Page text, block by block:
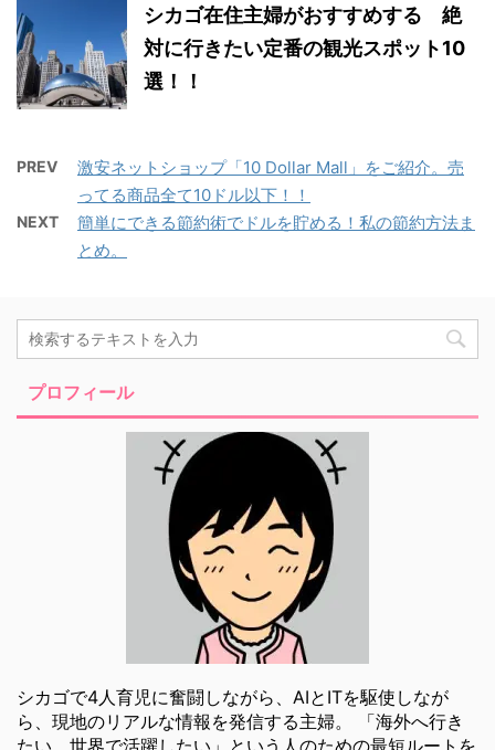
シカゴ在住主婦がおすすめする 絶
対に行きたい定番の観光スポット10
選！！
PREV
激安ネットショップ「10 Dollar Mall」をご紹介。売
ってる商品全て10ドル以下！！
NEXT
簡単にできる節約術でドルを貯める！私の節約方法ま
とめ。
プロフィール
シカゴで4人育児に奮闘しながら、AIとITを駆使しなが
ら、現地のリアルな情報を発信する主婦。 「海外へ行き
たい、世界で活躍したい」という人のための最短ルートを